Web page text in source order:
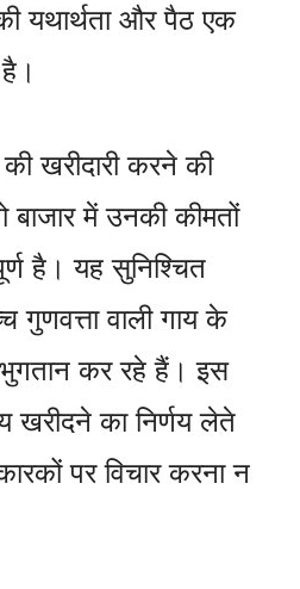
यथार्थता और पैठ एक
खरीदारी करने की
बाजार में उनकी कीमतों
है। यह सुनिश्चित
वाली गाय के
कर रहे हैं। इस
खरीदने का निर्णय लेते
पर विचार करना न